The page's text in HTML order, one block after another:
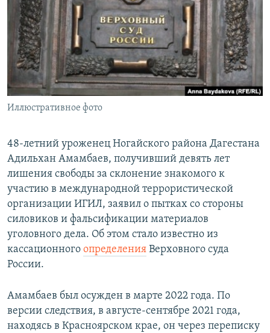
РАСПИСАНИЕ ВЕЩАНИЯ
ПОДПИШИТЕСЬ НА РАССЫЛКУ
СОЦИАЛЬНЫЕ СЕТИ
Все сайты РСЕ/РС
Иллюстративное фото
48-летний уроженец Ногайского района Дагестана
Адильхан Амамбаев, получивший девять лет
лишения свободы за склонение знакомого к
участию в международной террористической
организации ИГИЛ, заявил о пытках со стороны
силовиков и фальсификации материалов
уголовного дела. Об этом стало известно из
кассационного определения Верховного суда
России.
Амамбаев был осужден в марте 2022 года. По
версии следствия, в августе-сентябре 2021 года,
находясь в Красноярском крае, он через переписку